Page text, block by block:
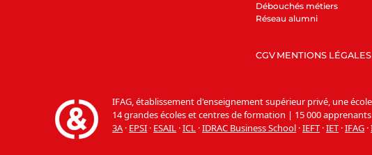
Débouchés métiers
Réseau alumni
CGV MENTIONS LÉGALES